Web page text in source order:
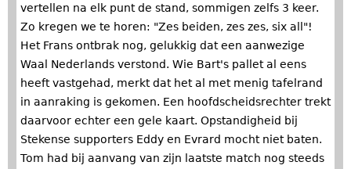
vertellen na elk punt de stand, sommigen zelfs 3 keer.
Zo kregen we te horen: "Zes beiden, zes zes, six all"!
Het Frans ontbrak nog, gelukkig dat een aanwezige
Waal Nederlands verstond. Wie Bart's pallet al eens
heeft vastgehad, merkt dat het al met menig tafelrand
in aanraking is gekomen. Een hoofdscheidsrechter trekt
daarvoor echter een gele kaart. Opstandigheid bij
Stekense supporters Eddy en Evrard mocht niet baten.
Tom had bij aanvang van zijn laatste match nog steeds